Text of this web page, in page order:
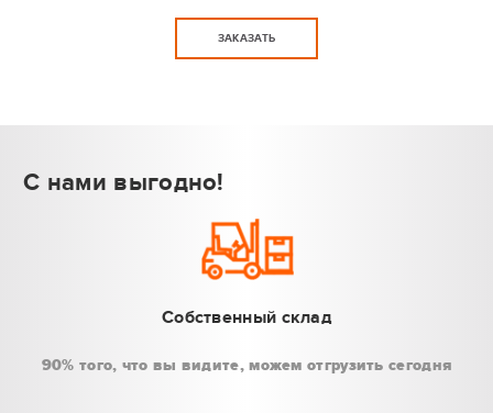
ЗАКАЗАТЬ
С нами выгодно!
Собственный склад
90% того, что вы видите, можем отгрузить сегодня